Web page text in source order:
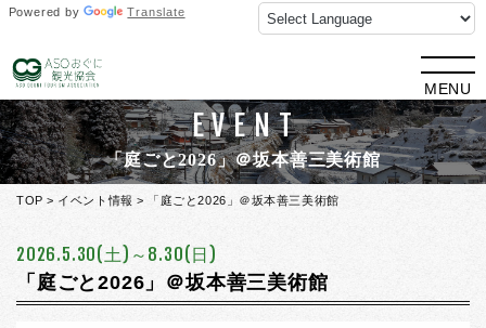
Powered by Translate
MENU
EVENT
「庭ごと2026」＠坂本善三美術館
TOP > イベント情報 > 「庭ごと2026」＠坂本善三美術館
2026.5.30(土)～8.30(日)
「庭ごと2026」＠坂本善三美術館